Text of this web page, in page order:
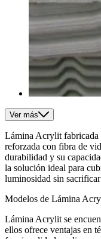
Ver más
Lámina Acrylit fabricada
reforzada con fibra de
durabilidad y su
la solución ideal para
luminosidad sin
Modelos de Lámina
Lámina Acrylit se
ellos ofrece ventajas en